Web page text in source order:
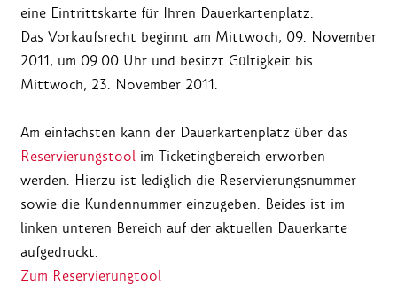
eine Eintrittskarte für Ihren Dauerkartenplatz.
Das Vorkaufsrecht beginnt am Mittwoch, 09. November
2011, um 09.00 Uhr und besitzt Gültigkeit bis
Mittwoch, 23. November 2011.
Am einfachsten kann der Dauerkartenplatz über das
Reservierungstool im Ticketingbereich erworben
werden. Hierzu ist lediglich die Reservierungsnummer
sowie die Kundennummer einzugeben. Beides ist im
linken unteren Bereich auf der aktuellen Dauerkarte
aufgedruckt.
Zum Reservierungtool